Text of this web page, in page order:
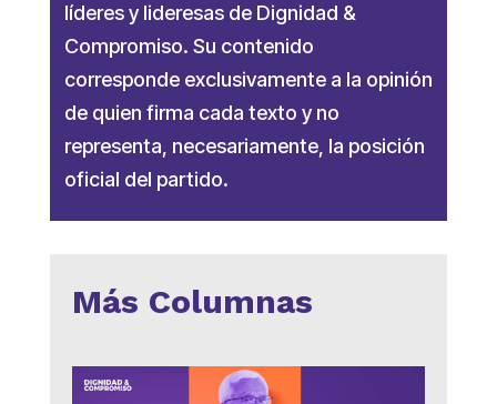
líderes y lideresas de Dignidad &
Compromiso. Su contenido
corresponde exclusivamente a la opinión
de quien firma cada texto y no
representa, necesariamente, la posición
oficial del partido.
Más Columnas